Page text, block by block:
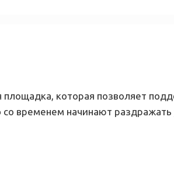
которая позволяет
временем начинают